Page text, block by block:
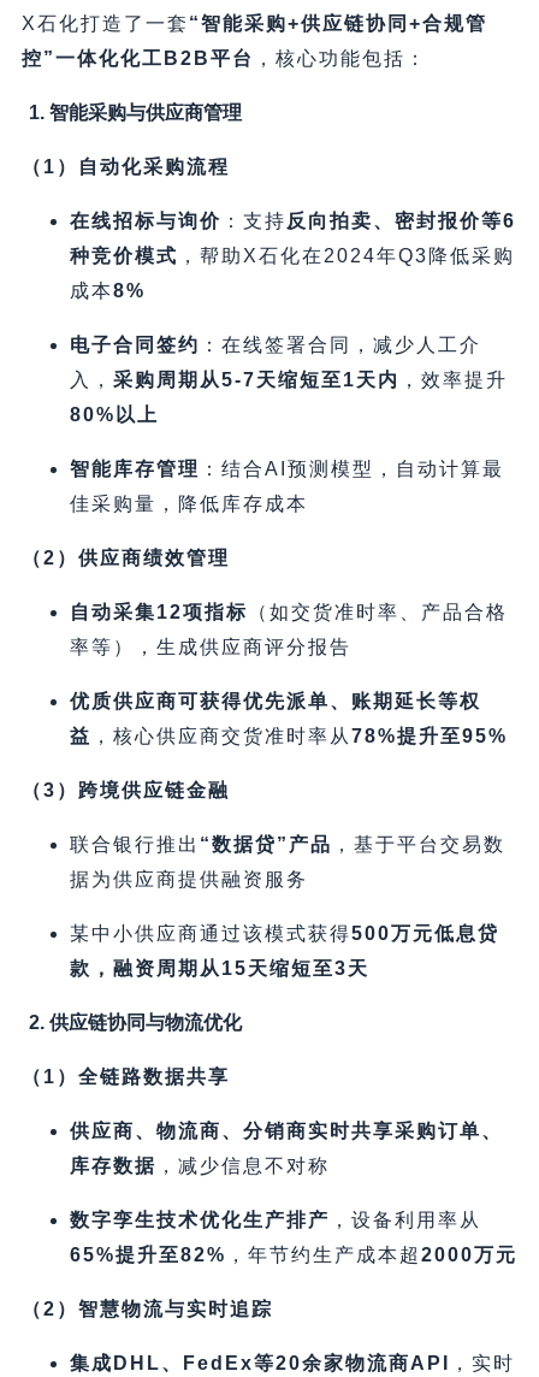
X石化打造了一套 ​“智能采购+供应链协同+合规管
控”一体化化工B2B平台 ，核心功能包括：
1. 智能采购与供应商管理
​（1）自动化采购流程
在线招标与询价 ​：支持 反向拍卖、密封报价等6
种竞价模式 ，帮助X石化在2024年Q3降低采购
成本8%​
电子合同签约 ​：在线签署合同，减少人工介
入，​ 采购周期从5-7天缩短至1天内 ，效率提升
80%以上
智能库存管理 ​：结合AI预测模型，自动计算最
佳采购量，降低库存成本
​（2）供应商绩效管理
自动采集12项指标 ​（如交货准时率、产品合格
率等），生成供应商评分报告
优质供应商可获得优先派单、账期延长等权
益 ，核心供应商交货准时率从 78%提升至95%​
​（3）跨境供应链金融
联合银行推出 ​“数据贷”产品 ，基于平台交易数
据为供应商提供融资服务
某中小供应商通过该模式获得500万元低息贷
款，融资周期从15天缩短至3天
2. 供应链协同与物流优化
​（1）全链路数据共享
供应商、物流商、分销商实时共享采购订单、
库存数据 ，减少信息不对称
数字孪生技术优化生产排产 ，设备利用率从
65%提升至82%​ ，年节约生产成本超 2000万元
​（2）智慧物流与实时追踪
集成DHL、FedEx等20余家物流商API ，实时